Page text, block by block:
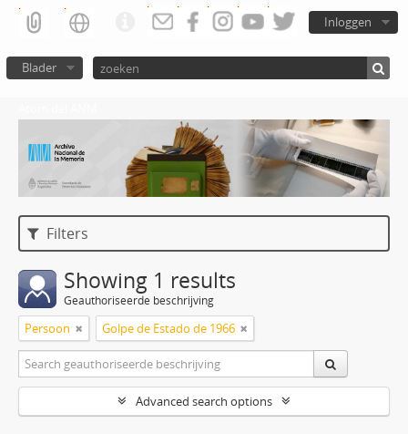
Inloggen
Blader
Filters
Showing 1 results
Geauthoriseerde beschrijving
Persoon Golpe de Estado de 1966
Advanced search options